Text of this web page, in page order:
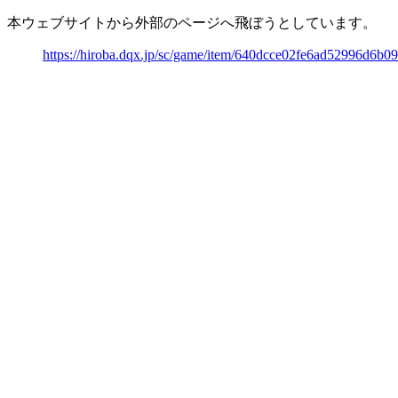
本ウェブサイトから外部のページへ飛ぼうとしています。
https://hiroba.dqx.jp/sc/game/item/